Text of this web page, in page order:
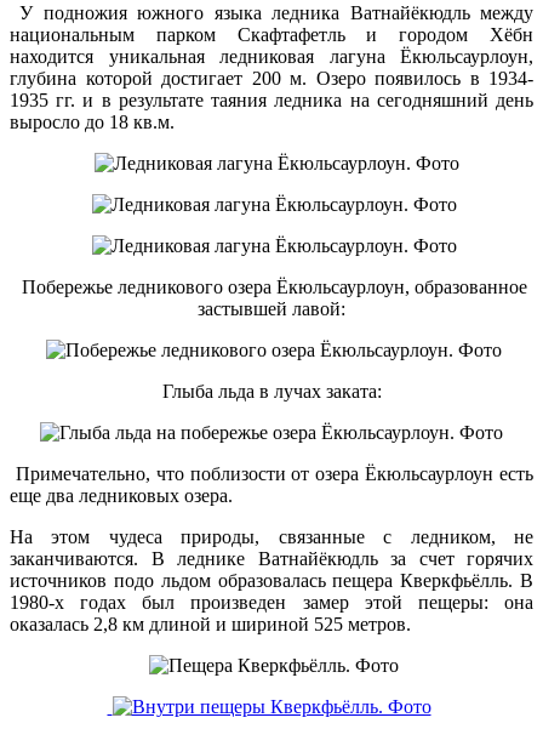
У подножия южного языка ледника Ватнайёкюдль между
национальным парком Скафтафетль и городом Хёбн
находится уникальная ледниковая лагуна Ёкюльсаурлоун,
глубина которой достигает 200 м. Озеро появилось в 1934-
1935 гг. и в результате таяния ледника на сегодняшний день
выросло до 18 кв.м.
Побережье ледникового озера Ёкюльсаурлоун, образованное
застывшей лавой:
Глыба льда в лучах заката:
Примечательно, что поблизости от озера Ёкюльсаурлоун есть
еще два ледниковых озера.
На этом чудеса природы, связанные с ледником, не
заканчиваются. В леднике Ватнайёкюдль за счет горячих
источников подо льдом образовалась пещера Кверкфьёлль. В
1980-х годах был произведен замер этой пещеры: она
оказалась 2,8 км длиной и шириной 525 метров.